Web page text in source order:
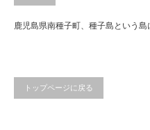
鹿児島県南種子町、種子島という島
トップページに戻る